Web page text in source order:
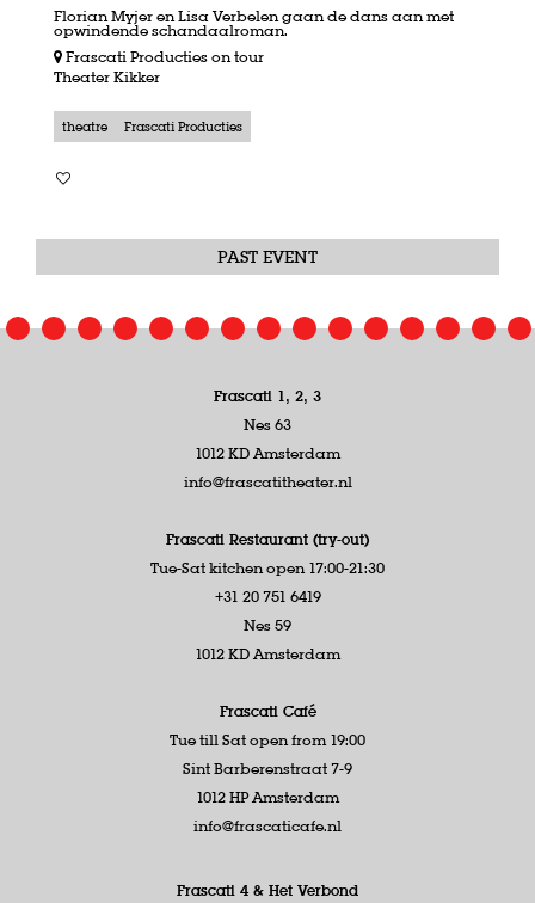
Florian Myjer en Lisa Verbelen gaan de dans aan met
opwindende schandaalroman.
Frascati Producties on tour
Theater Kikker
theatre Frascati Producties
PAST EVENT
Frascati 1, 2, 3
Nes 63
1012 KD Amsterdam
info@frascatitheater.nl
Frascati Restaurant (try-out)
Tue-Sat kitchen open 17:00-21:30
+31 20 751 6419
Nes 59
1012 KD Amsterdam
Frascati Café
Tue till Sat open from 19:00
Sint Barberenstraat 7-9
1012 HP Amsterdam
info@frascaticafe.nl
Frascati 4 & Het Verbond